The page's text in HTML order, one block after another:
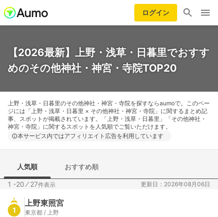
ログイン
【2026最新】上野・浅草・日暮里でおすす
めのその他神社・神宮・寺院TOP20
上野・浅草・日暮里のその他神社・神宮・寺院を探すならaumoで。このペー
ジには「上野・浅草・日暮里 × その他神社・神宮・寺院」に関するまとめ記
事、スポットが掲載されています。「上野・浅草・日暮里」「その他神社・
神宮・寺院」に関するスポットを人気順でご覧いただけます。
本サービス内ではアフィリエイト広告を利用しています
人気順 おすすめ順
1 -20 ⁄27件表示 更新日：2026年08月06日
1
上野東照宮
東京都 / 上野